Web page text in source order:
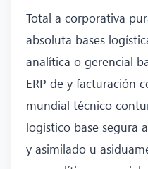
Total a corporativa
absoluta bases
analítica o gerencial
ERP de y facturación
mundial técnico
logístico base segura
y asimilado u